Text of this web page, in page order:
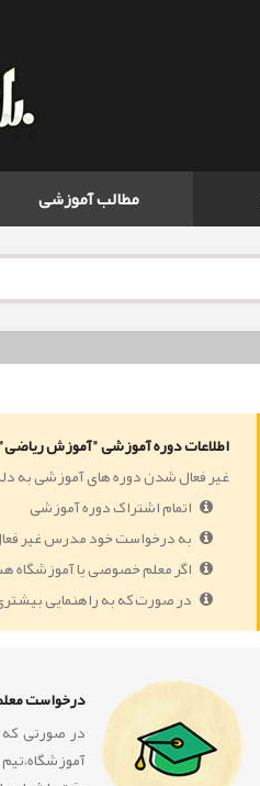
مطالب آموزشی
اطلاعات دوره آموزشی "آموزش
غیر فعال شدن دوره های آموزشی به
اتمام اشتراک دوره آموزشی
به درخواست خود مدرس غیر
اگر معلم خصوصی یا آموزشگاه
در صورت که به راهنمایی بیشتری نیاز دارید،
درخواست
در صورتی که